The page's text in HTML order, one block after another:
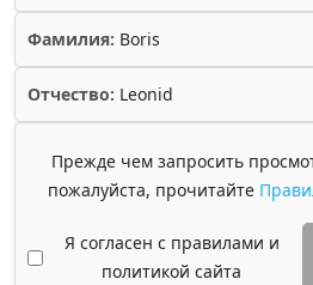
Фамилия: Boris
Отчество: Leonid
Прежде чем запросить
пожалуйста, прочитайте
Я согласен с правилами и
политикой сайта